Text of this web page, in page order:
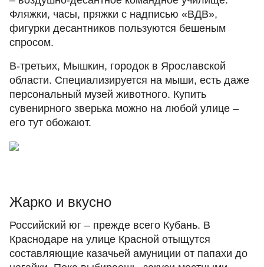
Фляжки, часы, пряжки с надписью «ВДВ»,
фигурки десантников пользуются бешеным
спросом.
В-третьих, Мышкин, городок в Ярославской
области. Специализируется на мыши, есть даже
персональный музей животного. Купить
сувенирного зверька можно на любой улице –
его тут обожают.
Жарко и вкусно
Российский юг – прежде всего Кубань. В
Краснодаре на улице Красной отыщутся
составляющие казачьей амуниции от папахи до